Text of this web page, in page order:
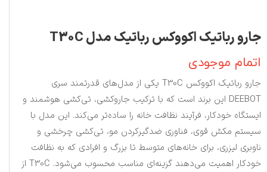
جارو رباتیک اکووکس رباتیک مدل T30C
اتمام موجودی
جارو رباتیک اکووکس T30C یکی از مدل‌های قدرتمند سری
DEEBOT این برند است که با ترکیب جاروکشی، تی‌کشی هوشمند و
ایستگاه خودکار، فرآیند نظافت خانه را ساده‌تر می‌کند. این مدل با
سیستم مکش قوی، فناوری ضدگیرکردن مو، تی‌کشی چرخشی و
ناوبری لیزری، برای خانه‌های متوسط تا بزرگ و افرادی که به نظافت
خودکار اهمیت می‌دهند گزینه‌ای مناسب محسوب می‌شود. T30C از